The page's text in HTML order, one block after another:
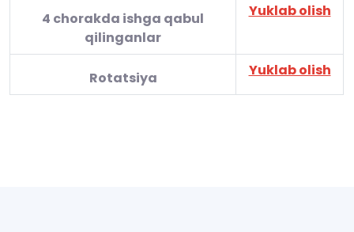
4 chorakda ishga qabul
qilinganlar
Yuklab olish
Rotatsiya Yuklab olish